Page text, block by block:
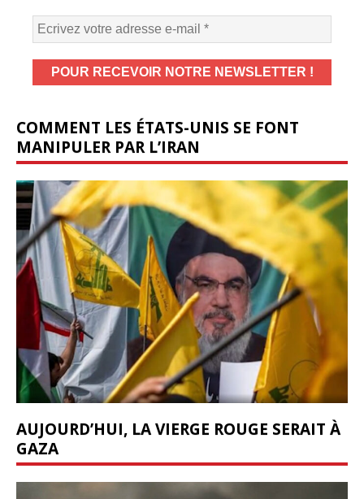
COMMENT LES ÉTATS-UNIS SE FONT
MANIPULER PAR L’IRAN
AUJOURD’HUI, LA VIERGE ROUGE SERAIT À
GAZA